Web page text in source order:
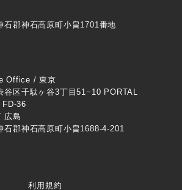
石郡神石高原町小畠1701番地
Office / 東京
谷区千駄ヶ谷3丁目51−10 PORTAL
36
広島
石郡神石高原町小畠1688-4-201
利用規約